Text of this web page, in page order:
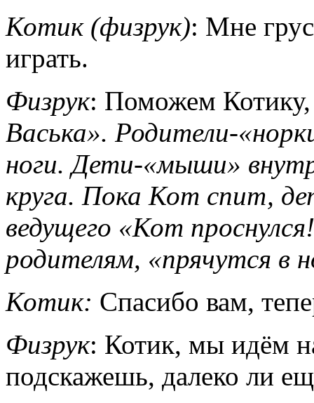
Котик (физрук): Мне
играть.
Физрук: Поможем
Васька». Родители-
ноги. Дети-«мыши»
круга. Пока Кот спит,
ведущего «Кот
родителям, «прячутся в
Котик: Спасибо вам,
Физрук: Котик, мы идём
подскажешь, далеко ли